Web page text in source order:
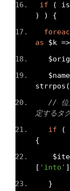
if
(
)
)
{
as $k =>
strrpos (
// 位
定するタ
if
(
{
[ 'into' ]
}